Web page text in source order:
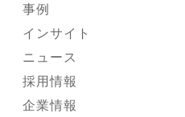
事例
インサイト
ニュース
採用情報
企業情報